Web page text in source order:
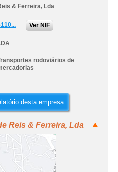
& Ferreira, Lda
Ver NIF
rodoviários de
desta empresa
Reis & Ferreira, Lda